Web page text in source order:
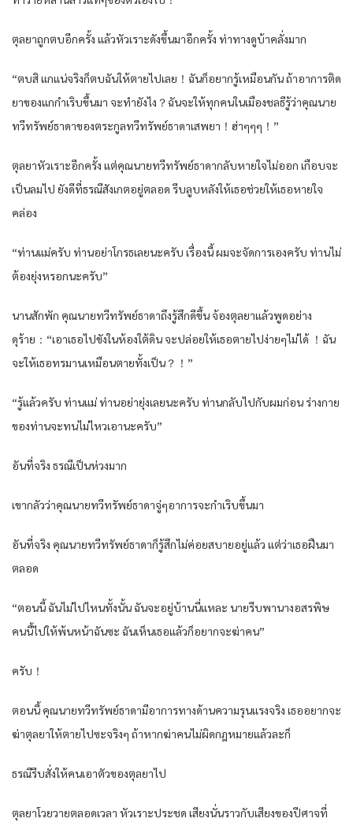
ตุลยาถูกตบอีกครั้ง แล้วหัวเราะดังขึ้นมาอีกครั้ง ท่าทางดูบ้าคลั่งมาก
“ตบสิ แกแน่จริงก็ตบฉันให้ตายไปเลย！ฉันก็อยากรู้เหมือนกัน ถ้าอาการติด
ยาของแกกำเริบขึ้นมา จะทำยังไง？ฉันจะให้ทุกคนในเมืองชลธีรู้ว่าคุณนาย
ทวีทรัพย์ธาดาของตระกูลทวีทรัพย์ธาดาเสพยา！ฮ่าๆๆๆ！”
ตุลยาหัวเราะอีกครั้ง แต่คุณนายทวีทรัพย์ธาดากลับหายใจไม่ออก เกือบจะ
เป็นลมไป ยังดีที่ธรณีสังเกตอยู่ตลอด รีบลูบหลังให้เธอช่วยให้เธอหายใจ
คล่อง
“ท่านแม่ครับ ท่านอย่าโกรธเลยนะครับ เรื่องนี้ ผมจะจัดการเองครับ ท่านไม่
ต้องยุ่งหรอกนะครับ”
นานสักพัก คุณนายทวีทรัพย์ธาดาถึงรู้สึกดีขึ้น จ้องตุลยาแล้วพูดอย่าง
ดุร้าย：“เอาเธอไปขังในห้องใต้ดิน จะปล่อยให้เธอตายไปง่ายๆไม่ได้ ！ฉัน
จะให้เธอทรมานเหมือนตายทั้งเป็น？！”
“รู้แล้วครับ ท่านแม่ ท่านอย่ายุ่งเลยนะครับ ท่านกลับไปกับผมก่อน ร่างกาย
ของท่านจะทนไม่ไหวเอานะครับ”
อันที่จริง ธรณีเป็นห่วงมาก
เขากลัวว่าคุณนายทวีทรัพย์ธาดาจู่ๆอาการจะกำเริบขึ้นมา
อันที่จริง คุณนายทวีทรัพย์ธาดาก็รู้สึกไม่ค่อยสบายอยู่แล้ว แต่ว่าเธอฝืนมา
ตลอด
“ตอนนี้ ฉันไม่ไปไหนทั้งนั้น ฉันจะอยู่บ้านนี่แหละ นายรีบพานางอสรพิษ
คนนี้ไปให้พ้นหน้าฉันซะ ฉันเห็นเธอแล้วก็อยากจะฆ่าคน”
ครับ！
ตอนนี้ คุณนายทวีทรัพย์ธาดามีอาการทางด้านความรุนแรงจริง เธออยากจะ
ฆ่าตุลยาให้ตายไปซะจริงๆ ถ้าหากฆ่าคนไม่ผิดกฎหมายแล้วละก็
ธรณีรีบสั่งให้คนเอาตัวของตุลยาไป
ตุลยาโวยวายตลอดเวลา หัวเราะประชด เสียงนั่นราวกับเสียงของปีศาจที่